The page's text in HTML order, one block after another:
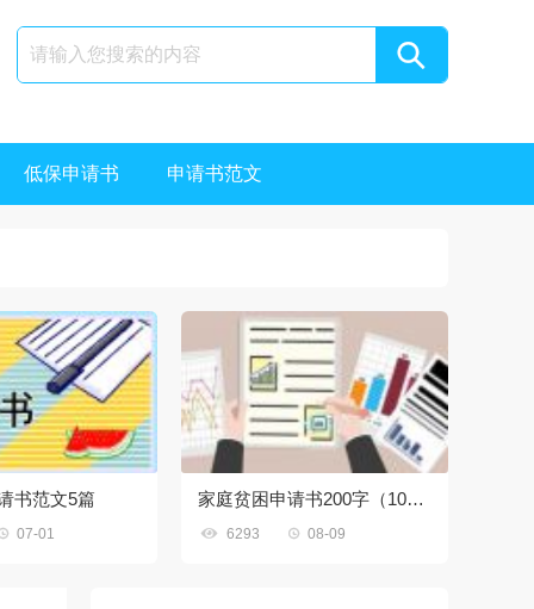
低保申请书 申请书范文
书范文5篇
07-01
家庭贫困申请书200字（10篇）
 6293  08-09